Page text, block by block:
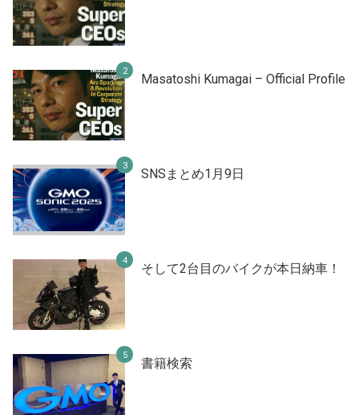
Masatoshi Kumagai – Official Profile
SNSまとめ1月9日
そして2台目のバイクが本日納車！
書籍検索